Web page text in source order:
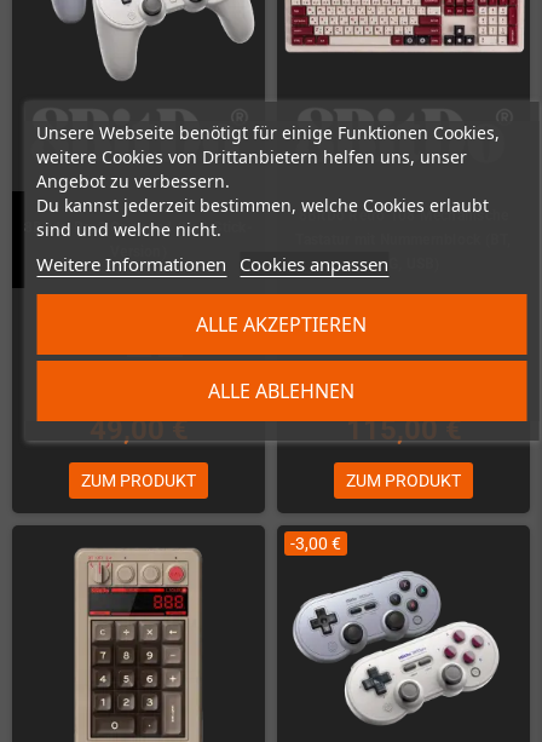
Unsere Webseite benötigt für einige Funktionen Cookies,
weitere Cookies von Drittanbietern helfen uns, unser
Angebot zu verbessern.
Du kannst jederzeit bestimmen, welche Cookies erlaubt
sind und welche nicht.
Weitere Informationen Cookies anpassen
ALLE ABLEHNEN
ALLE AKZEPTIEREN
8Bitdo Pro2 Gamepad (Hall-Stick-
49,00 €
ZUM PRODUKT
8BitDo Retro 108 Mechanische
2.4G, USB)
115,00 €
ZUM PRODUKT
-3,00 €